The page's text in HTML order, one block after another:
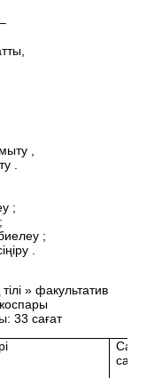
,
.
;
;
.
» факультатив
33 сағат
Сағат
саны